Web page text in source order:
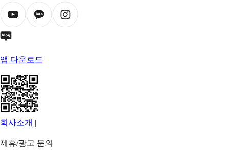
앱 다운로드
회사소개 |
제휴/광고 문의